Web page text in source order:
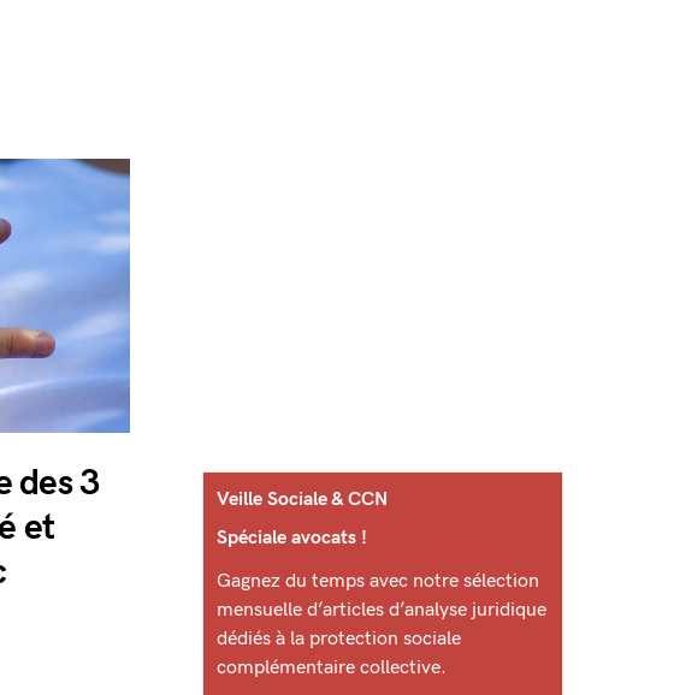
des 3
et
Veille Sociale & CCN
Spéciale avocats !
Gagnez du temps avec notre sélection
mensuelle d’articles d’analyse juridique
dédiés à la protection sociale
complémentaire collective.